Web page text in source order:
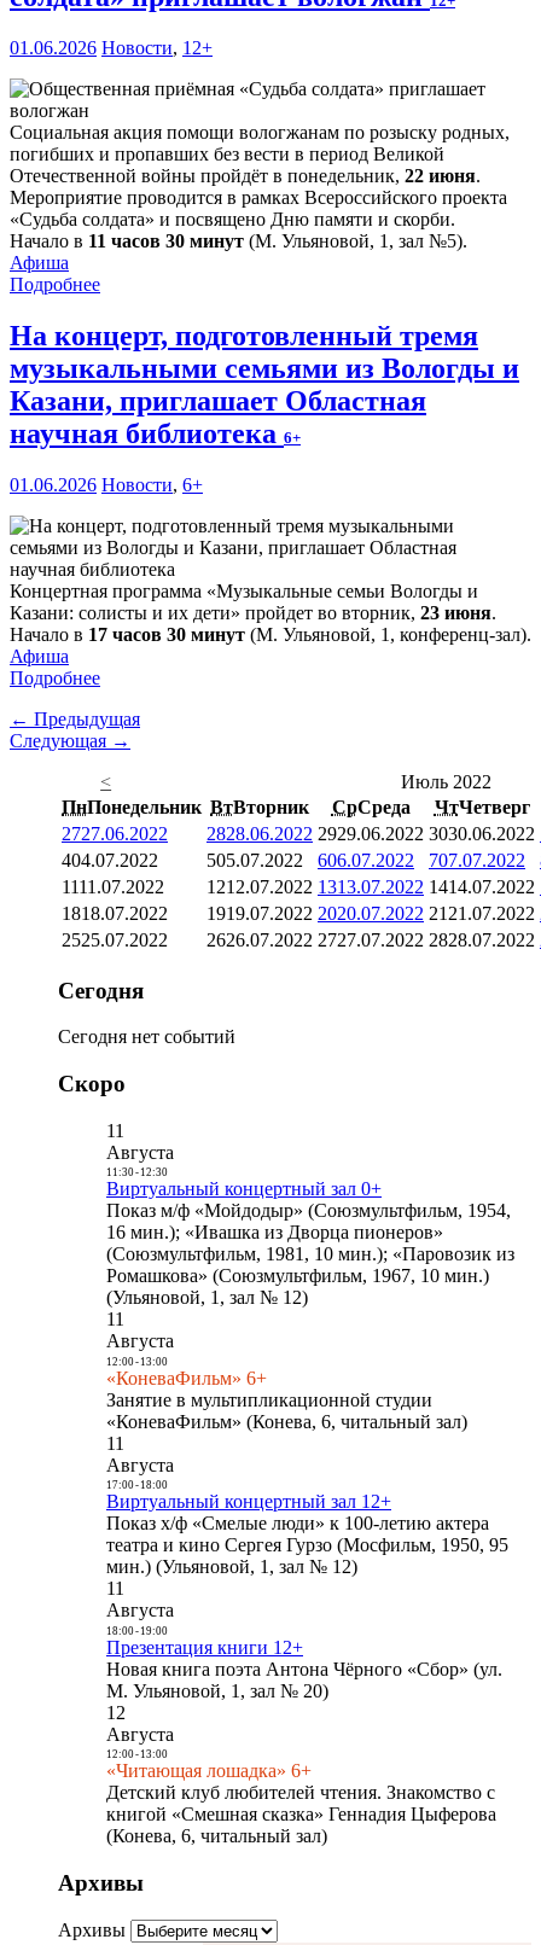
01.06.2026 Новости, 12+
Социальная акция помощи вологжанам по розыску родных,
погибших и пропавших без вести в период Великой
Отечественной войны пройдёт в понедельник, 22 июня.
Мероприятие проводится в рамках Всероссийского проекта
«Судьба солдата» и посвящено Дню памяти и скорби.
Начало в 11 часов 30 минут (М. Ульяновой, 1, зал №5).
Афиша
Подробнее
На концерт, подготовленный тремя
музыкальными семьями из Вологды и
Казани, приглашает Областная
научная библиотека 6+
01.06.2026 Новости, 6+
Концертная программа «Музыкальные семьи Вологды и
Казани: солисты и их дети» пройдет во вторник, 23 июня.
Начало в 17 часов 30 минут (М. Ульяновой, 1, конференц-зал).
Афиша
Подробнее
← Предыдущая
Следующая →
<
Июль 2022
ПнПонедельник ВтВторник СрСреда ЧтЧетверг
2727.06.2022 2828.06.2022 2929.06.2022 3030.06.2022
404.07.2022 505.07.2022 606.07.2022 707.07.2022
1111.07.2022 1212.07.2022 1313.07.2022 1414.07.2022
1818.07.2022 1919.07.2022 2020.07.2022 21 21.07.2022
2525.07.2022 2626.07.2022 2727.07.2022 2828.07.2022
Сегодня
Сегодня нет событий
Скоро
11
Августа
11:30- 12:30
Виртуальный концертный зал 0+
Показ м/ф «Мойдодыр» (Союзмультфильм, 1954,
16 мин.); «Ивашка из Дворца пионеров»
(Союзмультфильм, 1981, 10 мин.); «Паровозик из
Ромашкова» (Союзмультфильм, 1967, 10 мин.)
(Ульяновой, 1, зал № 12)
11
Августа
12:00- 13:00
«КоневаФильм» 6+
Занятие в мультипликационной студии
«КоневаФильм» (Конева, 6, читальный зал)
11
Августа
17:00- 18:00
Виртуальный концертный зал 12+
Показ х/ф «Смелые люди» к 100-летию актера
театра и кино Сергея Гурзо (Мосфильм, 1950, 95
мин.) (Ульяновой, 1, зал № 12)
11
Августа
18:00- 19:00
Презентация книги 12+
Новая книга поэта Антона Чёрного «Сбор» (ул.
М. Ульяновой, 1, зал № 20)
12
Августа
12:00- 13:00
«Читающая лошадка» 6+
Детский клуб любителей чтения. Знакомство с
книгой «Смешная сказка» Геннадия Цыферова
(Конева, 6, читальный зал)
Архивы
Архивы